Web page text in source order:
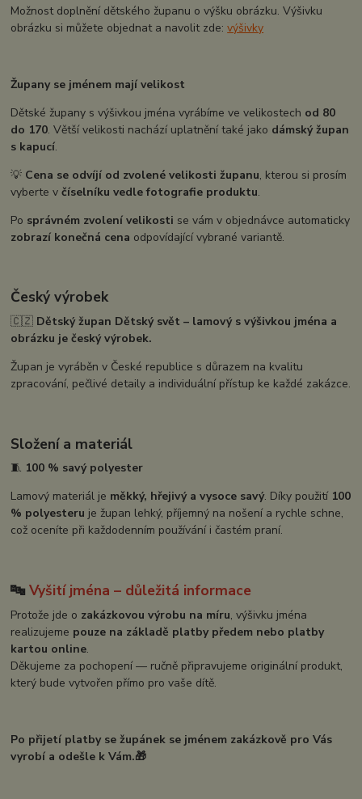
Možnost doplnění dětského županu o výšku obrázku. Výšivku
obrázku si můžete objednat a navolit zde:výšivky
Župany se jménem mají velikost
Dětské župany s výšivkou jména vyrábíme ve velikostech od 80
do 170. Větší velikosti nachází uplatnění také jako dámský župan
s kapucí.
💡 Cena se odvíjí od zvolené velikosti županu, kterou si prosím
vyberte včíselníku vedle fotografie produktu.
Po správném zvolení velikosti se vám v objednávce automaticky
zobrazí konečná cena odpovídající vybrané variantě.
Český výrobek
🇨🇿 Dětský župan Dětský svět – lamový s výšivkou jména a
obrázku je český výrobek.
Župan je vyráběn v České republice s důrazem na kvalitu
zpracování, pečlivé detaily a individuální přístup ke každé zakázce.
Složení a materiál
🧵 100 % savý polyester
Lamový materiál je měkký, hřejivý a vysoce savý. Díky použití 100
% polyesteru je župan lehký, příjemný na nošení a rychle schne,
což oceníte při každodenním používání i častém praní.
🔤Vyšití jména – důležitá informace
Protože jde o zakázkovou výrobu na míru, výšivku jména
realizujeme pouze na základě platby předem nebo platby
kartou online.
Děkujeme za pochopení — ručně připravujeme originální produkt,
který bude vytvořen přímo pro vaše dítě.
Po přijetí platby se župánek se jménem zakázkově pro Vás
vyrobí a odešle k Vám.🎁